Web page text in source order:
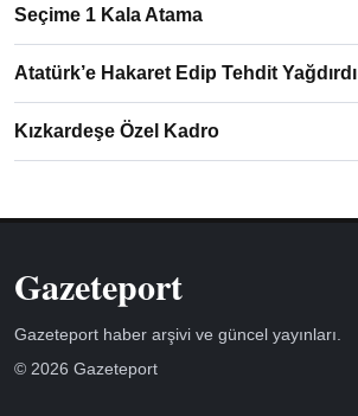
Seçime 1 Kala Atama
Atatürk’e Hakaret Edip Tehdit Yağdırdı
Kızkardeşe Özel Kadro
Gazeteport
Gazeteport haber arşivi ve güncel yayınları.
© 2026 Gazeteport